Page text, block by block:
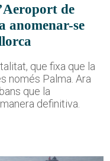
de
anomenar-se
que fixa que la
només Palma. Ara
que la
definitiva.